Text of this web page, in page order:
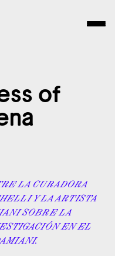
of
LA CURADORA
Y LA ARTISTA
SOBRE LA
EN EL